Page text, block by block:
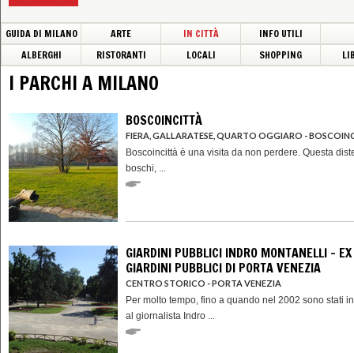
GUIDA DI MILANO ARTE IN CITTÀ
INFO UTILI
ALBERGHI
RISTORANTI LOCALI SHOPPING
I PARCHI A MILANO
BOSCOINCITTÀ
FIERA, GALLARATESE, QUARTO OGGIARO -
Boscoincittà è una visita da non perdere. Questa
boschi, ...
GIARDINI PUBBLICI INDRO MONTANELLI - EX
GIARDINI PUBBLICI DI PORTA VENEZIA
CENTRO STORICO - PORTA VENEZIA
Per molto tempo, fino a quando nel 2002 sono stati
al giornalista Indro ...